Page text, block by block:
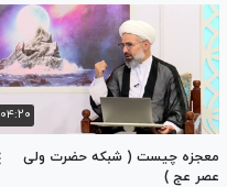
۰۴:۲۰
معجزه چیست ( شبکه حضرت ولی
عصر عج )